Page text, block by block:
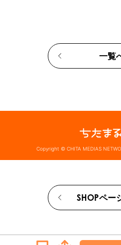
一覧
Copyright © CHITA MEDIAS
SHOPペー